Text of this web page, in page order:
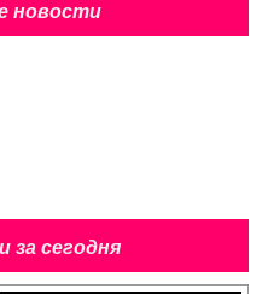
новости
за сегодня